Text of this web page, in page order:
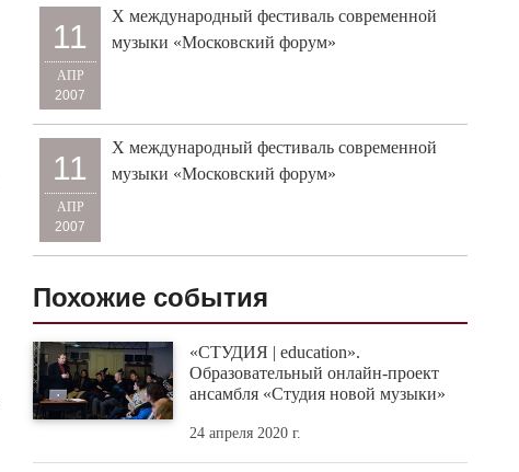
11
АПР
2007
X международный фестиваль современной
музыки «Московский форум»
11
АПР
2007
X международный фестиваль современной
музыки «Московский форум»
Похожие события
«СТУДИЯ | education».
Образовательный онлайн-проект
ансамбля «Студия новой музыки»
24 апреля 2020 г.